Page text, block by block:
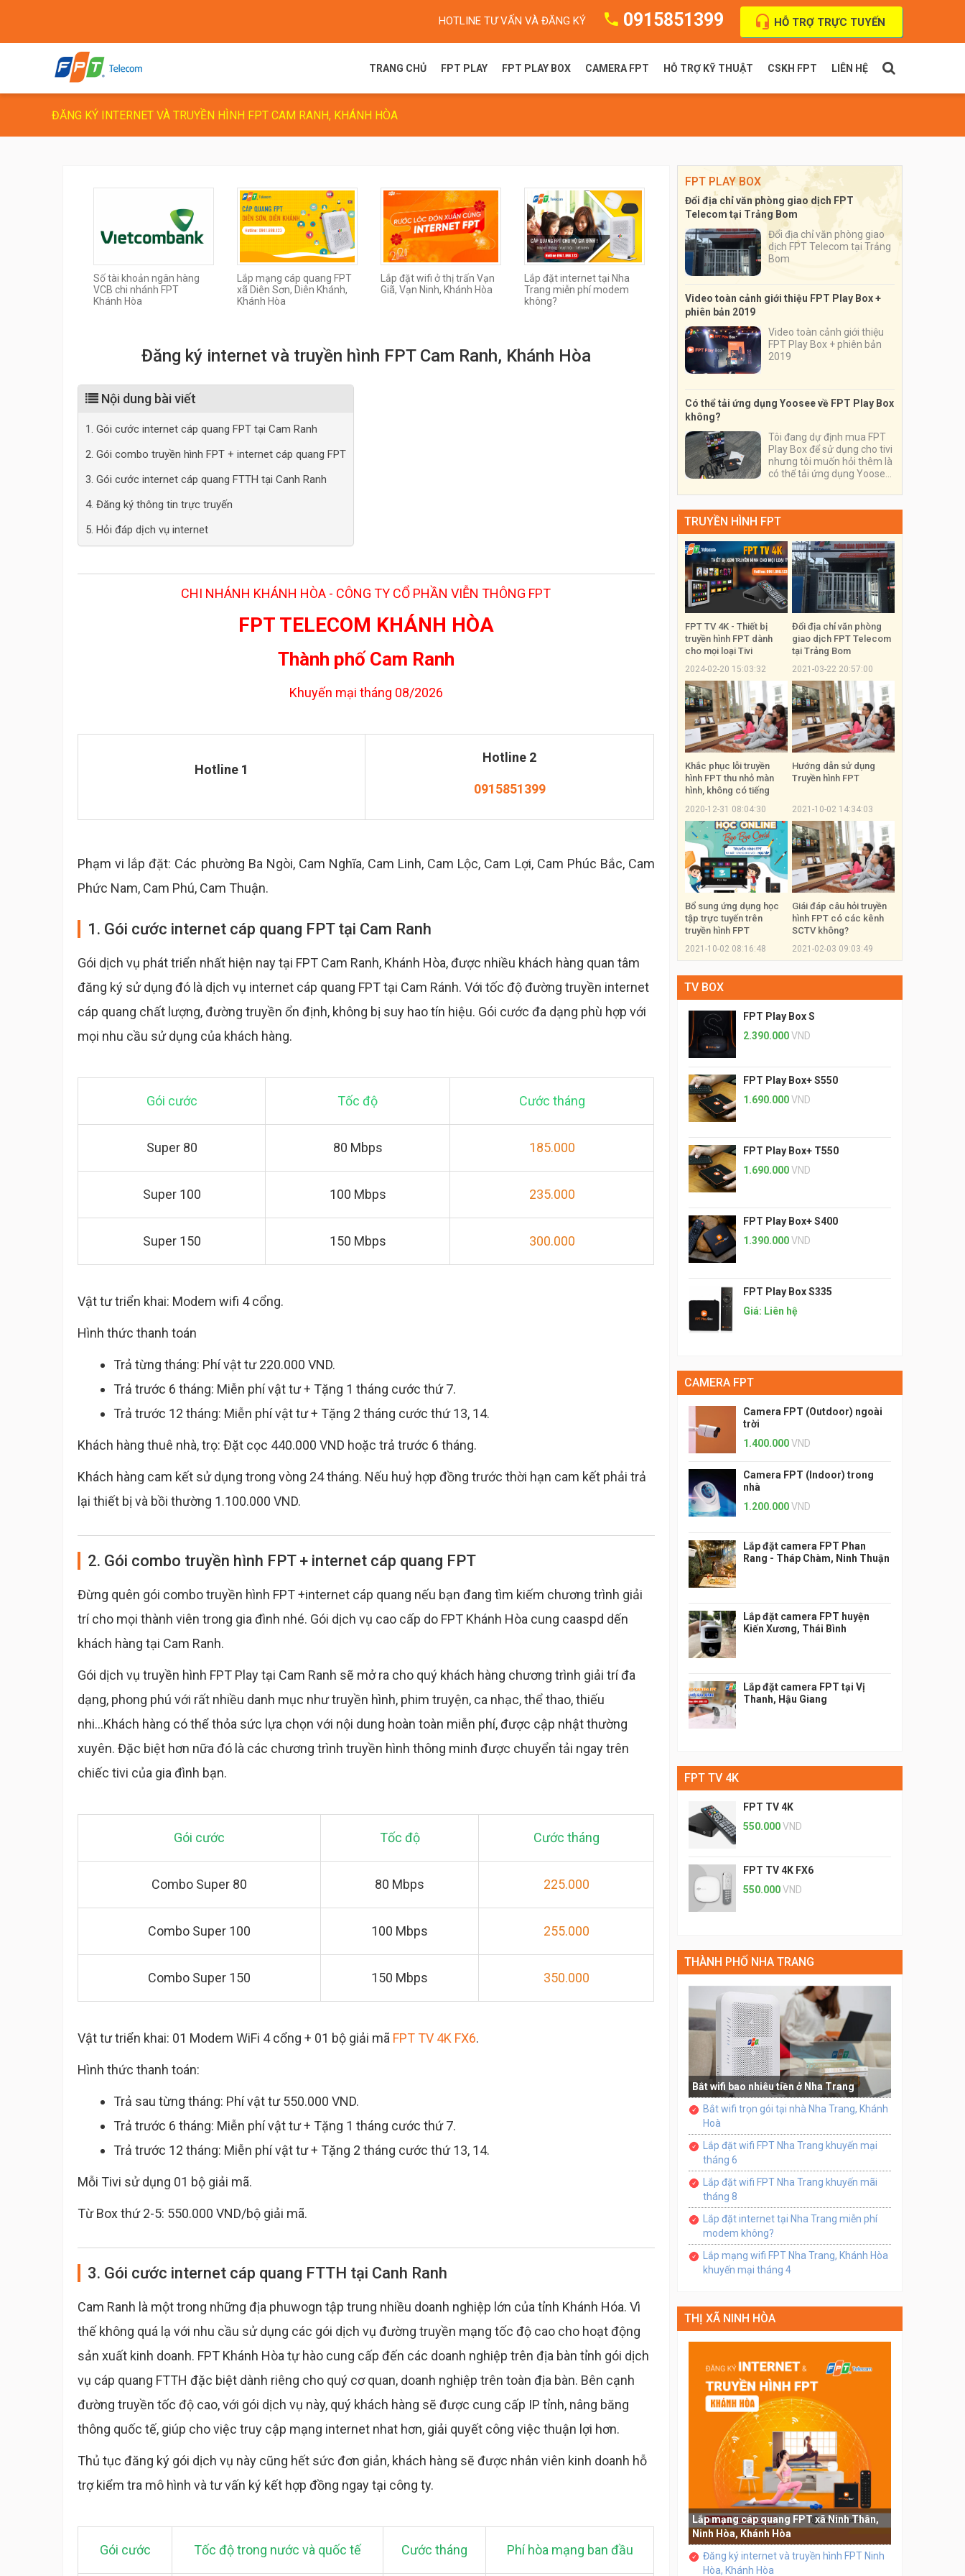
HOTLINE TƯ VẤN VÀ ĐĂNG KÝ 0915851399 HỖ TRỢ TRỰC TUYẾN
TRANG CHỦ FPT PLAY
Truyền hình FPT
FPT PLAY BOX
FPT Play Box+ S550
FPT Play Box+ S400
CAMERA FPT HỖ TRỢ KỸ THUẬT CSKH FPT LIÊN HỆ
ĐĂNG KÝ INTERNET VÀ TRUYỀN HÌNH FPT CAM RANH, KHÁNH HÒA
Số tài khoản ngân hàng
VCB chi nhánh FPT
Khánh Hòa
Lắp mạng cáp quang FPT
xã Diên Sơn, Diên Khánh,
Khánh Hòa
Lắp đặt wifi ở thị trấn Vạn
Giã, Vạn Ninh, Khánh Hòa
Lắp đặt internet tại Nha
Trang miễn phí modem
không?
Đăng ký internet và truyền hình FPT Cam Ranh, Khánh Hòa
Nội dung bài viết
1. Gói cước internet cáp quang FPT tại Cam Ranh
2. Gói combo truyền hình FPT + internet cáp quang FPT
3. Gói cước internet cáp quang FTTH tại Canh Ranh
4. Đăng ký thông tin trực truyến
5. Hỏi đáp dịch vụ internet
CHI NHÁNH KHÁNH HÒA - CÔNG TY CỔ PHẦN VIỄN THÔNG FPT
FPT TELECOM KHÁNH HÒA
Thành phố Cam Ranh
Khuyến mại tháng 08/2026
Hotline 1
Hotline 2
0915851399
Phạm vi lắp đặt: Các phường Ba Ngòi, Cam Nghĩa, Cam Linh, Cam Lộc, Cam Lợi, Cam Phúc Bắc, Cam
Phức Nam, Cam Phú, Cam Thuận.
1. Gói cước internet cáp quang FPT tại Cam Ranh
Gói dịch vụ phát triển nhất hiện nay tại FPT Cam Ranh, Khánh Hòa, được nhiều khách hàng quan tâm
đăng ký sử dụng đó là dịch vụ internet cáp quang FPT tại Cam Ránh. Với tốc độ đường truyền internet
cáp quang chất lượng, đường truyền ổn định, không bị suy hao tín hiệu. Gói cước đa dạng phù hợp với
mọi nhu cầu sử dụng của khách hàng.
Gói cước Tốc độ Cước tháng
Super 80 80 Mbps 185.000
Super 100 100 Mbps 235.000
Super 150 150 Mbps 300.000
Vật tư triển khai: Modem wifi 4 cổng.
Hình thức thanh toán
Trả từng tháng: Phí vật tư 220.000 VND.
Trả trước 6 tháng: Miễn phí vật tư + Tặng 1 tháng cước thứ 7.
Trả trước 12 tháng: Miễn phí vật tư + Tặng 2 tháng cước thứ 13, 14.
Khách hàng thuê nhà, trọ: Đặt cọc 440.000 VND hoặc trả trước 6 tháng.
Khách hàng cam kết sử dụng trong vòng 24 tháng. Nếu huỷ hợp đồng trước thời hạn cam kết phải trả
lại thiết bị và bồi thường 1.100.000 VND.
2. Gói combo truyền hình FPT + internet cáp quang FPT
Đừng quên gói combo truyền hình FPT +internet cáp quang nếu bạn đang tìm kiếm chương trình giải
trí cho mọi thành viên trong gia đình nhé. Gói dịch vụ cao cấp do FPT Khánh Hòa cung caaspd dến
khách hàng tại Cam Ranh.
Gói dịch vụ truyền hình FPT Play tại Cam Ranh sẽ mở ra cho quý khách hàng chương trình giải trí đa
dạng, phong phú với rất nhiều danh mục như truyền hình, phim truyện, ca nhạc, thể thao, thiếu
nhi...Khách hàng có thể thỏa sức lựa chọn với nội dung hoàn toàn miễn phí, được cập nhật thường
xuyên. Đặc biệt hơn nữa đó là các chương trình truyền hình thông minh được chuyển tải ngay trên
chiếc tivi của gia đình bạn.
Gói cước Tốc độ Cước tháng
Combo Super 80 80 Mbps 225.000
Combo Super 100 100 Mbps 255.000
Combo Super 150 150 Mbps 350.000
Vật tư triển khai: 01 Modem WiFi 4 cổng + 01 bộ giải mã FPT TV 4K FX6.
Hình thức thanh toán:
Trả sau từng tháng: Phí vật tư 550.000 VND.
Trả trước 6 tháng: Miễn phí vật tư + Tặng 1 tháng cước thứ 7.
Trả trước 12 tháng: Miễn phí vật tư + Tặng 2 tháng cước thứ 13, 14.
Mỗi Tivi sử dụng 01 bộ giải mã.
Từ Box thứ 2-5: 550.000 VND/bộ giải mã.
3. Gói cước internet cáp quang FTTH tại Canh Ranh
Cam Ranh là một trong những địa phuwogn tập trung nhiều doanh nghiệp lớn của tỉnh Khánh Hóa. Vì
thế không quá lạ với nhu cầu sử dụng các gói dịch vụ đường truyền mạng tốc độ cao cho hoạt động
sản xuất kinh doanh. FPT Khánh Hòa tự hào cung cấp đến các doanh nghiệp trên địa bàn tỉnh gói dịch
vụ cáp quang FTTH đặc biệt dành riêng cho quý cơ quan, doanh nghiệp trên toàn địa bàn. Bên cạnh
đường truyền tốc độ cao, với gói dịch vụ này, quý khách hàng sẽ được cung cấp IP tỉnh, nâng băng
thông quốc tế, giúp cho việc truy cập mạng internet nhat hơn, giải quyết công việc thuận lợi hơn.
Thủ tục đăng ký gói dịch vụ này cũng hết sức đơn giản, khách hàng sẽ được nhân viên kinh doanh hỗ
trợ kiểm tra mô hình và tư vấn ký kết hợp đồng ngay tại công ty.
Gói cước Tốc độ trong nước và quốc tế Cước tháng Phí hòa mạng ban đầu
FPT PLAY BOX
Đổi địa chỉ văn phòng giao dịch FPT
Telecom tại Trảng Bom
Đổi địa chỉ văn phòng giao
dịch FPT Telecom tại Trảng
Bom
Video toàn cảnh giới thiệu FPT Play Box +
phiên bản 2019
Video toàn cảnh giới thiệu
FPT Play Box + phiên bản
2019
Có thể tải ứng dụng Yoosee về FPT Play Box
không?
Tôi đang dự định mua FPT
Play Box để sử dụng cho tivi
nhưng tôi muốn hỏi thêm là
có thể tải ứng dụng Yoosee
trên thiết bị này được
không?
TRUYỀN HÌNH FPT
FPT TV 4K - Thiết bị
truyền hình FPT dành
cho mọi loại Tivi
2024-02-20 15:03:32
Đổi địa chỉ văn phòng
giao dịch FPT Telecom
tại Trảng Bom
2021-03-22 20:57:00
Khắc phục lỗi truyền
hình FPT thu nhỏ màn
hình, không có tiếng
2020-12-31 08:04:30
Hướng dẫn sử dụng
Truyền hình FPT
2021-10-02 14:34:03
Bổ sung ứng dụng học
tập trực tuyến trên
truyền hình FPT
2021-10-02 08:16:48
Giái đáp câu hỏi truyền
hình FPT có các kênh
SCTV không?
2021-02-03 09:03:49
TV BOX
FPT Play Box S
2.390.000VND
FPT Play Box+ S550
1.690.000VND
FPT Play Box+ T550
1.690.000VND
FPT Play Box+ S400
1.390.000VND
FPT Play Box S335
Giá: Liên hệ
CAMERA FPT
Camera FPT (Outdoor) ngoài
trời
1.400.000VND
Camera FPT (Indoor) trong
nhà
1.200.000VND
Lắp đặt camera FPT Phan
Rang - Tháp Chàm, Ninh Thuận
Lắp đặt camera FPT huyện
Kiến Xương, Thái Bình
Lắp đặt camera FPT tại Vị
Thanh, Hậu Giang
FPT TV 4K
FPT TV 4K
550.000VND
FPT TV 4K FX6
550.000VND
THÀNH PHỐ NHA TRANG
Bắt wifi bao nhiêu tiền ở Nha Trang
Bắt wifi trọn gói tại nhà Nha Trang, Khánh
Hoà
Lắp đặt wifi FPT Nha Trang khuyến mại
tháng 6
Lắp đặt wifi FPT Nha Trang khuyến mãi
tháng 8
Lắp đặt internet tại Nha Trang miễn phí
modem không?
Lắp mạng wifi FPT Nha Trang, Khánh Hòa
khuyến mại tháng 4
THỊ XÃ NINH HÒA
Lắp mạng cáp quang FPT xã Ninh Thân,
Ninh Hòa, Khánh Hòa
Đăng ký internet và truyền hình FPT Ninh
Hòa, Khánh Hòa